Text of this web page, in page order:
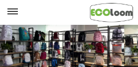
English